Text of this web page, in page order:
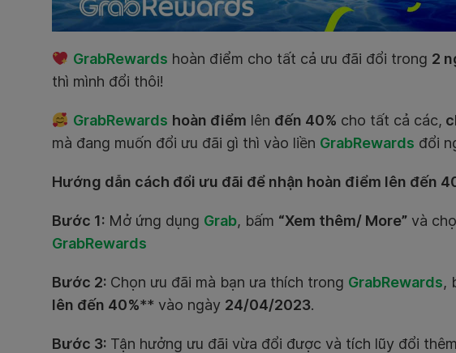
GrabRewards hoàn điểm cho tất cả ưu đãi đổi trong 2
thì mình đổi thôi!
GrabRewards hoàn điểm lên đến 40% cho tất cả các,
mà đang muốn đổi ưu đãi gì thì vào liền GrabRewards đổi
Hướng dẫn cách đổi ưu đãi để nhận hoàn điểm lên đến
Bước 1: Mở ứng dụng Grab, bấm “Xem thêm/ More” và
GrabRewards
Bước 2: Chọn ưu đãi mà bạn ưa thích trong GrabRewards,
lên đến 40%** vào ngày 24/04/2023.
Bước 3: Tận hưởng ưu đãi vừa đổi được và tích lũy đổi